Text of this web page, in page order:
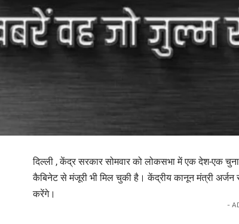
दिल्ली ,केंद्र सरकार सोमवार को लोकसभा में एक देश-एक
कैबिनेट से मंजूरी भी मिल चुकी है। केंद्रीय कानून मंत्री
करेंगे।
-